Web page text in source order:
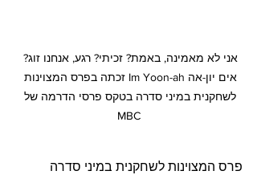
אני לא מאמינה, באמת? זכיתי? רגע, אנחנו זוג?
אים יון-אה Im Yoon-ah זכתה בפרס המצוינות
לשחקנית במיני סדרה בטקס פרסי הדרמה של
MBC
פרס המצוינות לשחקנית במיני סדרה